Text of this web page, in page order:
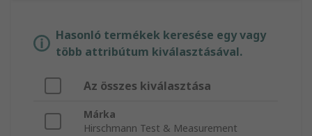
Hasonló termékek keresése egy vagy
több attribútum kiválasztásával.
Az összes kiválasztása
Márka
Hirschmann Test & Measurement